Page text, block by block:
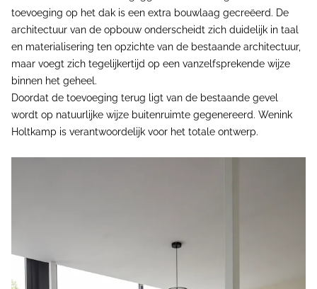
toevoeging op het dak is een extra bouwlaag gecreëerd. De
architectuur van de opbouw onderscheidt zich duidelijk in taal
en materialisering ten opzichte van de bestaande architectuur,
maar voegt zich tegelijkertijd op een vanzelfsprekende wijze
binnen het geheel.
Doordat de toevoeging terug ligt van de bestaande gevel
wordt op natuurlijke wijze buitenruimte gegenereerd. Wenink
Holtkamp is verantwoordelijk voor het totale ontwerp.